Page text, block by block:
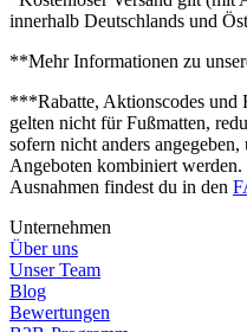
innerhalb Deutschlands und
**Mehr Informationen zu
***Rabatte, Aktionscodes und
gelten nicht für Fußmatten,
sofern nicht anders
Angeboten kombiniert
Ausnahmen findest du in den
Unternehmen
Über uns
Unser Team
Blog
Bewertungen